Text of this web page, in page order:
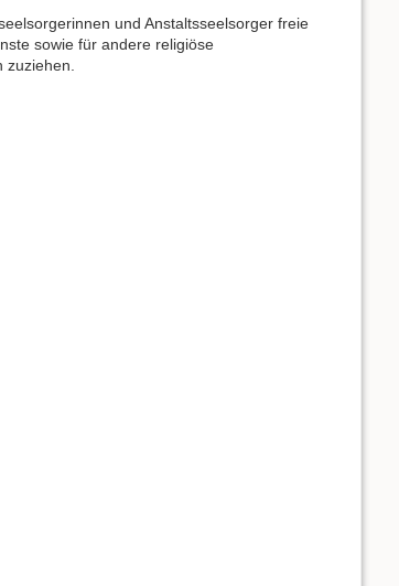
und Anstaltsseelsorger freie
sowie für andere religiöse